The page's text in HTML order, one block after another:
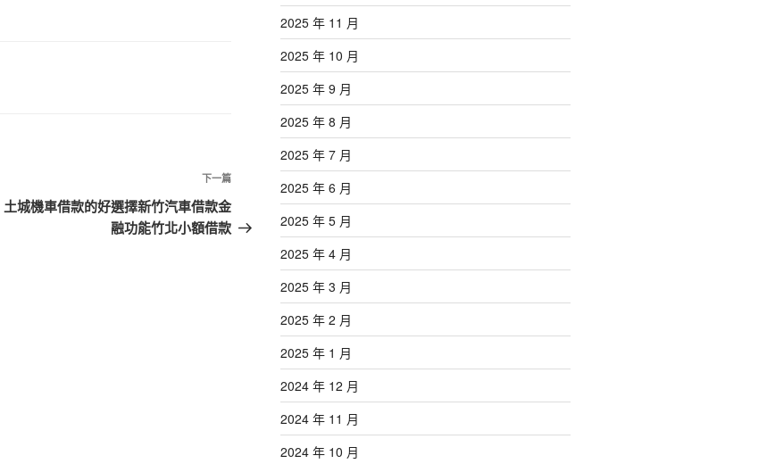
下
一
篇
下一篇
土城機車借款的好選擇新竹汽車借款金
融功能竹北小額借款
2025 年 11 月
2025 年 10 月
2025 年 9 月
2025 年 8 月
2025 年 7 月
2025 年 6 月
2025 年 5 月
2025 年 4 月
2025 年 3 月
2025 年 2 月
2025 年 1 月
2024 年 12 月
2024 年 11 月
2024 年 10 月